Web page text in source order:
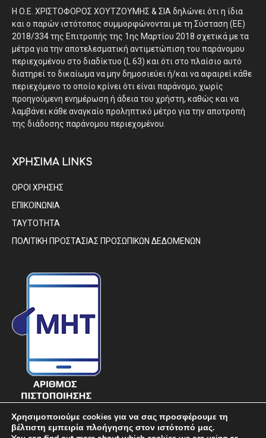
Η Ο.Ε. ΧΡΙΣΤΟΦΟΡΟΣ ΧΟΥΤΖΟΥΜΗΣ & ΣΙΑ δηλώνει ότι η ίδια
και ο παρών ιστότοπος συμμορφώνονται με τη Σύσταση (ΕΕ)
2018/334 της Επιτροπής της 1ης Μαρτίου 2018 σχετικά με τα
μέτρα για την αποτελεσματική αντιμετώπιση του παράνομου
περιεχομένου στο διαδίκτυο (L 63) και ότι στο πλαίσιο αυτό
διατηρεί το δικαίωμα να μην δημοσιεύει ή/και να αφαιρεί κάθε
περιεχόμενο το οποίο κρίνει ότι είναι παράνομο, χωρίς
προηγούμενη ενημέρωση ή άδεια του χρήστη, καθώς και να
λαμβάνει κάθε αναγκαίο προληπτικό μέτρο για την αποτροπή
της διάδοσης παράνομου περιεχομένου.
ΧΡΗΣΙΜΑ LINKS
ΟΡΟΙ ΧΡΗΣΗΣ
ΕΠΙΚΟΙΝΩΝΙΑ
ΤΑΥΤΟΤΗΤΑ
ΠΟΛΙΤΙΚΗ ΠΡΟΣΤΑΣΙΑΣ ΠΡΟΣΩΠΙΚΩΝ ΔΕΔΟΜΕΝΩΝ
Χρησιμοποιούμε cookies για να σας προσφέρουμε τη
βέλτιστη εμπειρία πλοήγησης στον ιστότοπό μας.